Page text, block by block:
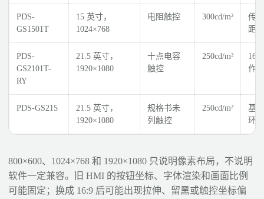
PDS-
GS1501T
15 英寸，
1024×768
电阻触控 300cd/m²
传
距
PDS-
GS2101T-
RY
21.5 英寸，
1920×1080
十点电容
触控
250cd/m²
作
PDS-GS215
21.5 英寸，
1920×1080
规格书未
列触控
250cd/m²
基
环
800×600、1024×768 和 1920×1080 只说明像素布局，不说明
软件一定兼容。旧 HMI 的按钮坐标、字体渲染和画面比例
可能固定；换成 16:9 后可能出现拉伸、留黑或触控坐标偏